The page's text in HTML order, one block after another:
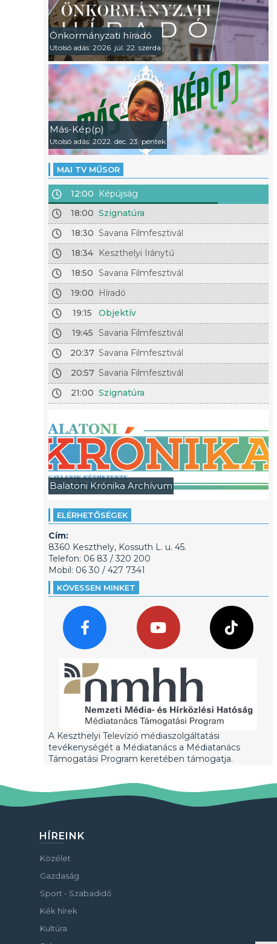
Önkormányzati híradó
Utolsó adás: 2026. júl. 22. szerda
Más-Kép(p)
Utolsó adás: 2022. dec. 23. péntek
MAI TV MŰSOR
12:00
Képújság
18:00 Szignatúra
18:30 Savaria Filmfesztivál
18:34
Keszthelyi Iránytű
18:50 Savaria Filmfesztivál
19:00
Híradó
19:15
Objektív
19:45
Savaria Filmfesztivál
20:37 Savaria Filmfesztivál
20:57 Savaria Filmfesztivál
21:00 Szignatúra
Balatoni Krónika Archívum
ELÉRHETŐSÉGEK
Cím:
8360 Keszthely, Kossuth L. u. 45.
Telefon: 06 83 / 320 200
Mobil: 06 30 / 427 7341
KÖVESSEN MINKET
A Keszthelyi Televízió médiaszolgáltatási
tevékenységét a Médiatanács a Médiatanács
Támogatási Program keretében támogatja.
HÍREINK
Közélet
Gazdaság
Sport - Szabadidő
Kék hírek
Kultúra